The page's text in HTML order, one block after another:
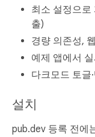
최소 설정으로
출)
경량 의존성,
예제 앱에서
다크모드 토글
설치
pub.dev 등록 전에